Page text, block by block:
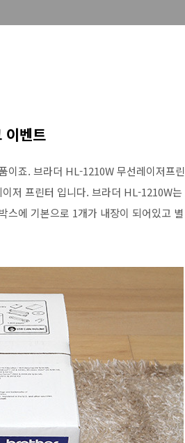
이벤트
이죠. 브라더 HL-1210W 무선레이저프린
저 프린터 입니다. 브라더 HL-1210W는
스에 기본으로 1개가 내장이 되어있고 별